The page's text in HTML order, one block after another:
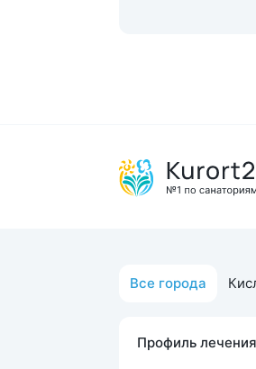
Все города
Профиль лечения